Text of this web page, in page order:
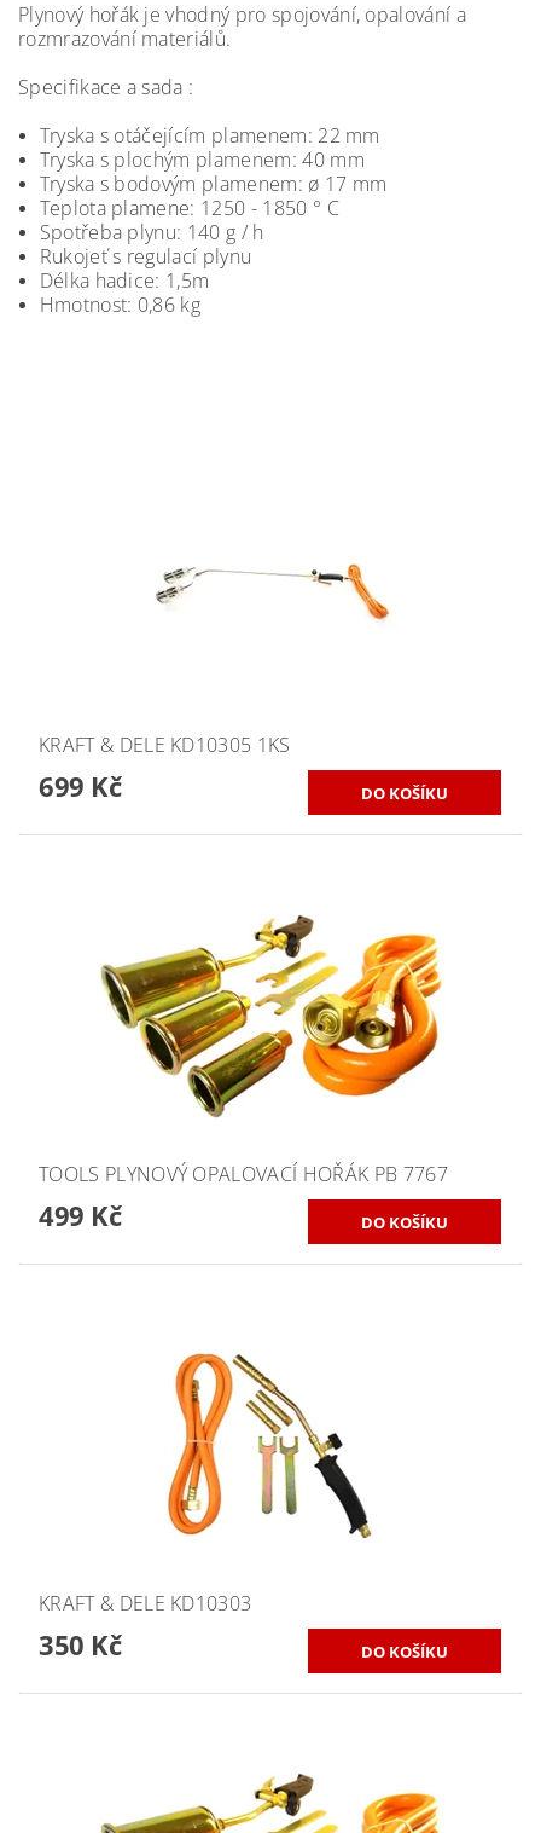
Plynový hořák je vhodný pro spojování, opalování a
rozmrazování materiálů.
Specifikace a sada :
Tryska s otáčejícím plamenem: 22 mm
Tryska s plochým plamenem: 40 mm
Tryska s bodovým plamenem: ø 17 mm
Teplota plamene: 1250 - 1850 ° C
Spotřeba plynu: 140 g / h
Rukojeť s regulací plynu
Délka hadice: 1,5m
Hmotnost: 0,86 kg
KRAFT & DELE KD10305 1KS
699 Kč
TOOLS PLYNOVÝ OPALOVACÍ HOŘÁK PB 7767
499 Kč
KRAFT & DELE KD10303
350 Kč